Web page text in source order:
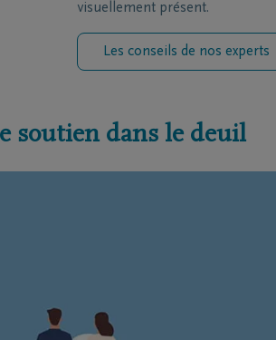
visuellement présent.
Les conseils de nos experts
soutien dans le deuil